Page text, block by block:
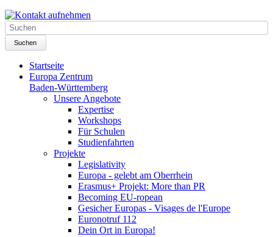
Suchen
Startseite
Europa Zentrum
Baden-Württemberg
Unsere Angebote
Expertise
Workshops
Für Schulen
Studienfahrten
Projekte
Legislativity
Europa - gelebt am Oberrhein
Erasmus+ Projekt: More than PR
Becoming EU-ropean
Gesicher Europas - Visages de l'Europe
Euronotruf 112
Dein Ort in Europa!